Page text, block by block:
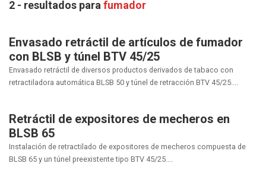
2 - resultados para fumador
Envasado retráctil de artículos de fumador
con BLSB y túnel BTV 45/25
Envasado retráctil de diversos productos derivados de tabaco con
retractiladora automática BLSB 50 y túnel de retracción BTV 45/25....
Retráctil de expositores de mecheros en
BLSB 65
Instalación de retractilado de expositores de mecheros compuesta de
BLSB 65 y un túnel preexistente tipo BTV 45/25....